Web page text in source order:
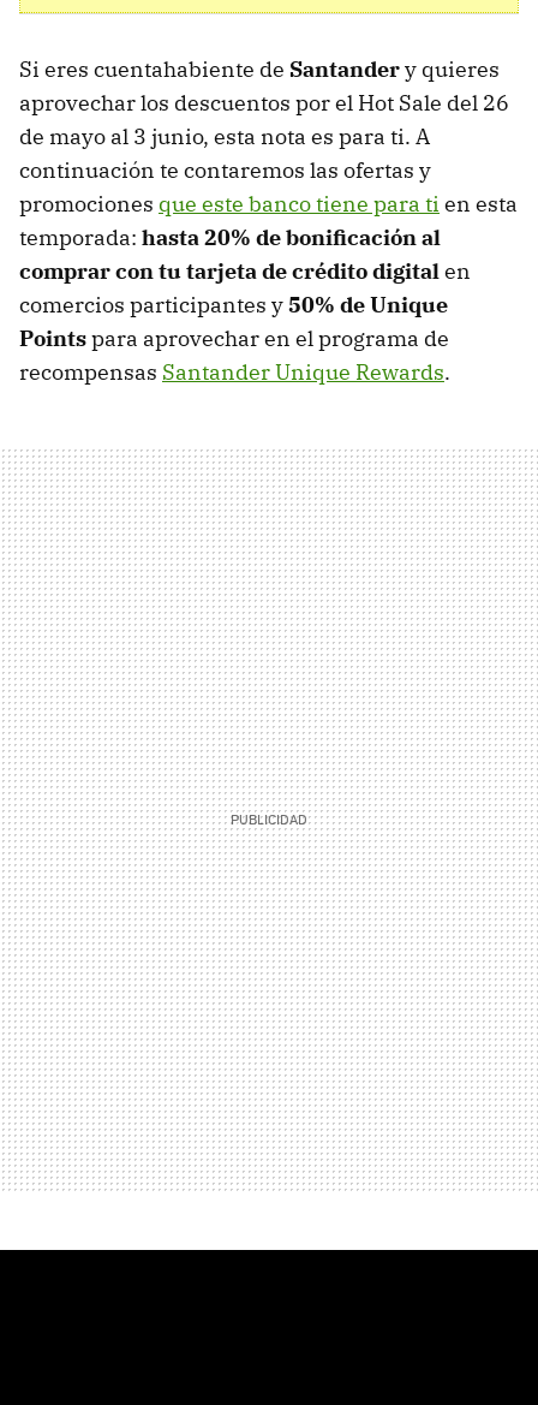
Si eres cuentahabiente de Santandery quieres
aprovechar los descuentos por el Hot Sale del 26
de mayo al 3 junio, esta nota es para ti. A
continuación te contaremos las ofertas y
promociones que este banco tiene para ti en esta
temporada: hasta 20% de bonificación al
comprar con tu tarjeta de crédito digitalen
comercios participantes y50% de Unique
Pointspara aprovechar en el programa de
recompensas Santander Unique Rewards.